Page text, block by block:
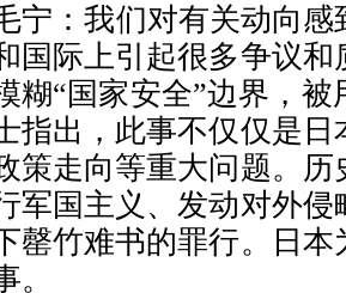
宁：我们对有关动向
国际上引起很多争议
糊“国家安全”边界，
指出，此事不仅仅是
策走向等重大问题。
军国主义、发动对外
罄竹难书的罪行。日
。